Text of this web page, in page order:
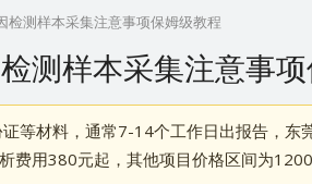
检测样本采集注意事项保姆级教程
测样本采集注意事
等材料，通常7-14个工作日出报告，东
费用380元起，其他项目价格区间为